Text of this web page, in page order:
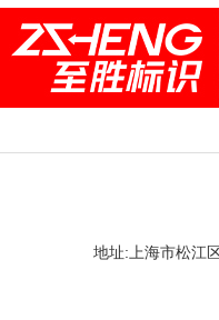
地址:上海市松江